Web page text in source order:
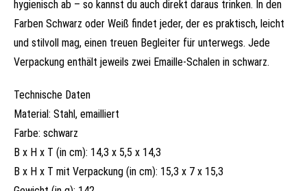
hygienisch ab – so kannst du auch direkt daraus trinken. In den
Farben Schwarz oder Weiß findet jeder, der es praktisch, leicht
und stilvoll mag, einen treuen Begleiter für unterwegs. Jede
Verpackung enthält jeweils zwei Emaille-Schalen in schwarz.
Technische Daten
Material: Stahl, emailliert
Farbe: schwarz
B x H x T (in cm): 14,3 x 5,5 x 14,3
B x H x T mit Verpackung (in cm): 15,3 x 7 x 15,3